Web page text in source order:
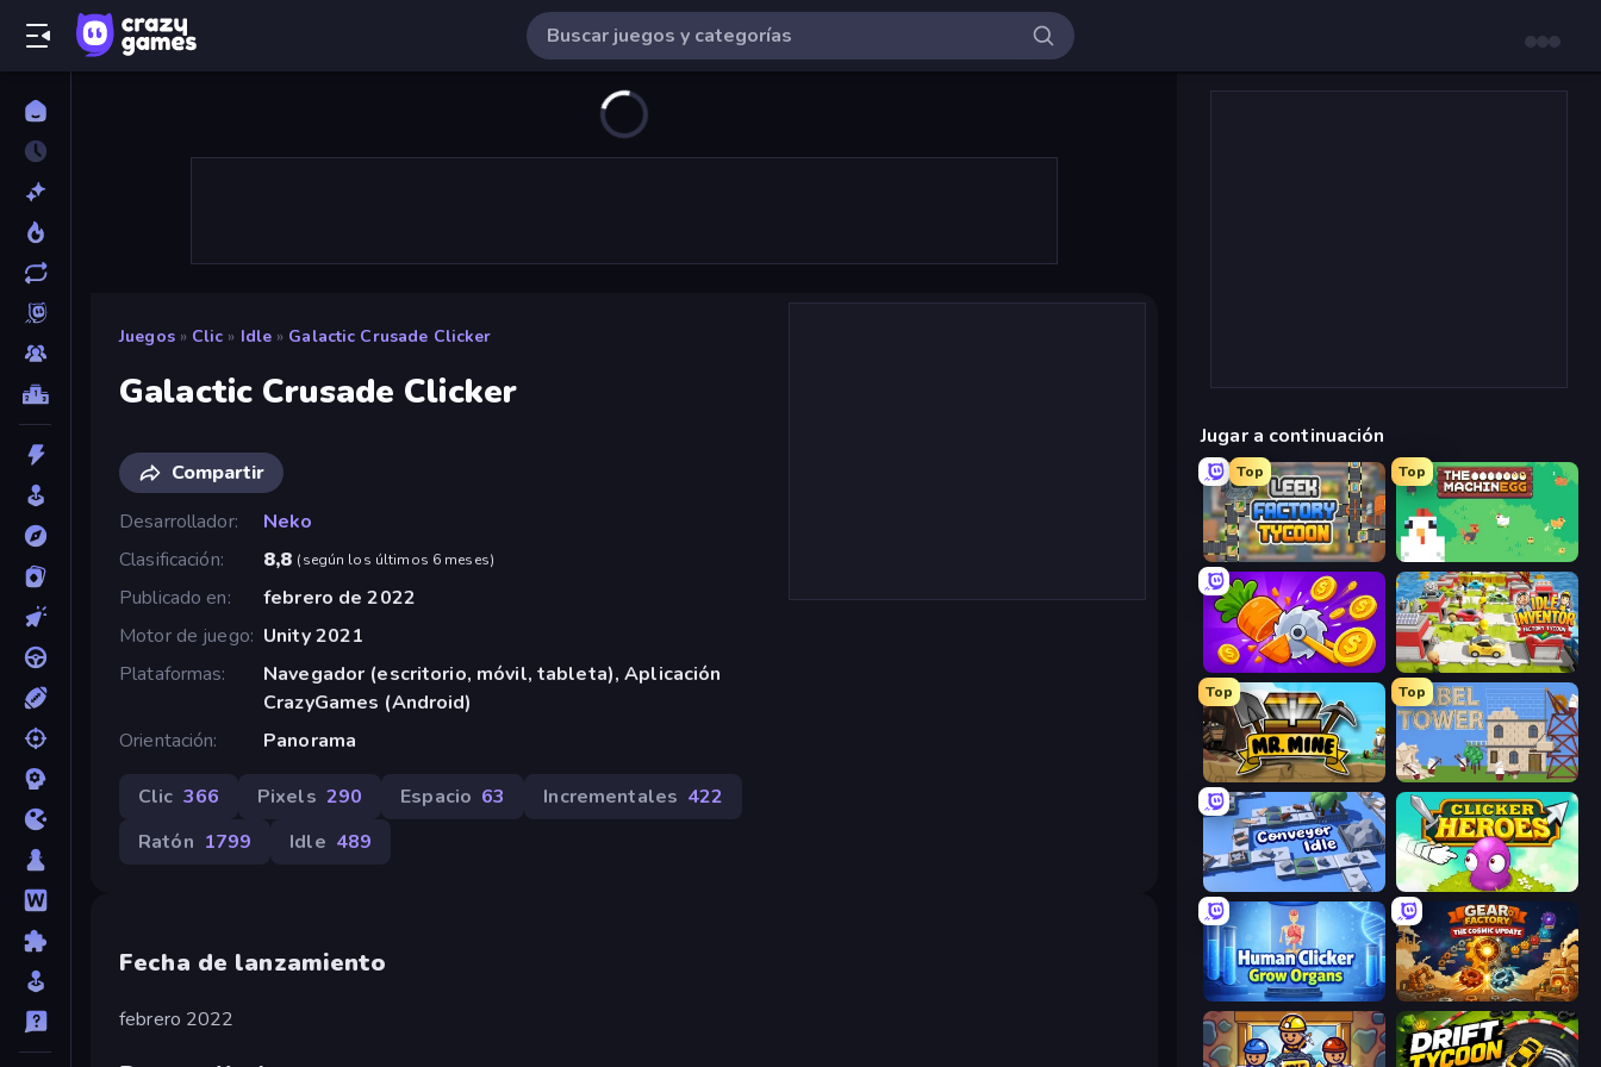
Juegos » Clic » Idle » Galactic Crusade Clicker
Galactic Crusade Clicker
Compartir
Desarrollador
Neko
Clasificación
8,8 (según los últimos 6 meses)
Publicado en
febrero de 2022
Motor de juego Unity 2021
Plataformas
Navegador (escritorio, móvil, tableta), Aplicación
CrazyGames (Android)
Orientación
Panorama
Clic 366 Pixels 290 Espacio 63 Incrementales 422
Ratón 1799 Idle 489
Fecha de lanzamiento
febrero 2022
Jugar a continuación
Top
Leek Factory Tycoon
Top
The MachinEGG
Farm Ring Idle Idle Inventor
Top
Mr. Mine
Top
Babel Tower
Conveyor Idle Clicker Heroes
Human Clicker: Grow Organs Gear Factory